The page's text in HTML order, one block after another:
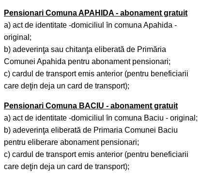
Pensionari Comuna APAHIDA - abonament gratuit
a) act de identitate -domiciliul ȋn comuna Apahida -
original;
b) adeverinţa sau chitanţa eliberată de Primăria
Comunei Apahida pentru abonament pensionari;
c) cardul de transport emis anterior (pentru beneficiarii
care deţin deja un card de transport);
Pensionari Comuna BACIU - abonament gratuit
a) act de identitate -domiciliul ȋn comuna Baciu - original;
b) adeverinţa eliberată de Primaria Comunei Baciu
pentru eliberare abonament pensionari;
c) cardul de transport emis anterior (pentru beneficiarii
care deţin deja un card de transport);